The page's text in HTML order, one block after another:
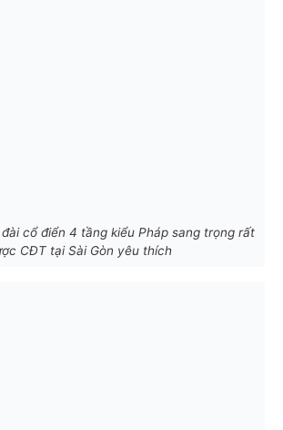
cổ điển 4 tầng kiểu Pháp sang trọng rất
CĐT tại Sài Gòn yêu thích